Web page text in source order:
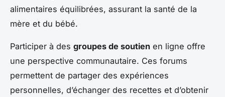
alimentaires équilibrées, assurant la santé de la
mère et du bébé.
Participer à des groupes de soutien en ligne offre
une perspective communautaire. Ces forums
permettent de partager des expériences
personnelles, d’échanger des recettes et d’obtenir